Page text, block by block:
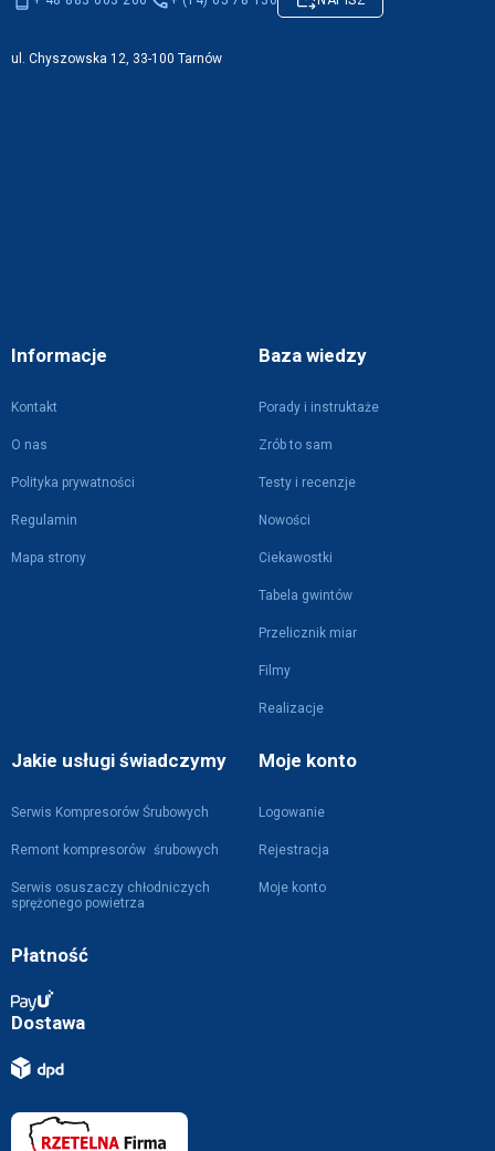
Informacje
Kontakt
O nas
Polityka prywatności
Regulamin
Mapa strony
Baza wiedzy
Porady i instruktaże
Zrób to sam
Testy i recenzje
Nowości
Ciekawostki
Tabela gwintów
Przelicznik miar
Filmy
Realizacje
Jakie usługi świadczymy
Serwis Kompresorów Śrubowych
Remont kompresorów śrubowych
Serwis osuszaczy chłodniczych
sprężonego powietrza
Moje konto
Logowanie
Rejestracja
Moje konto
Płatność
Dostawa
ul. Chyszowska 12, 33-100 Tarnów